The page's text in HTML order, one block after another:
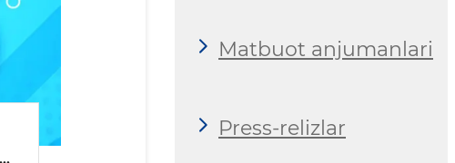
Matbuot anjumanlari
Press-relizlar